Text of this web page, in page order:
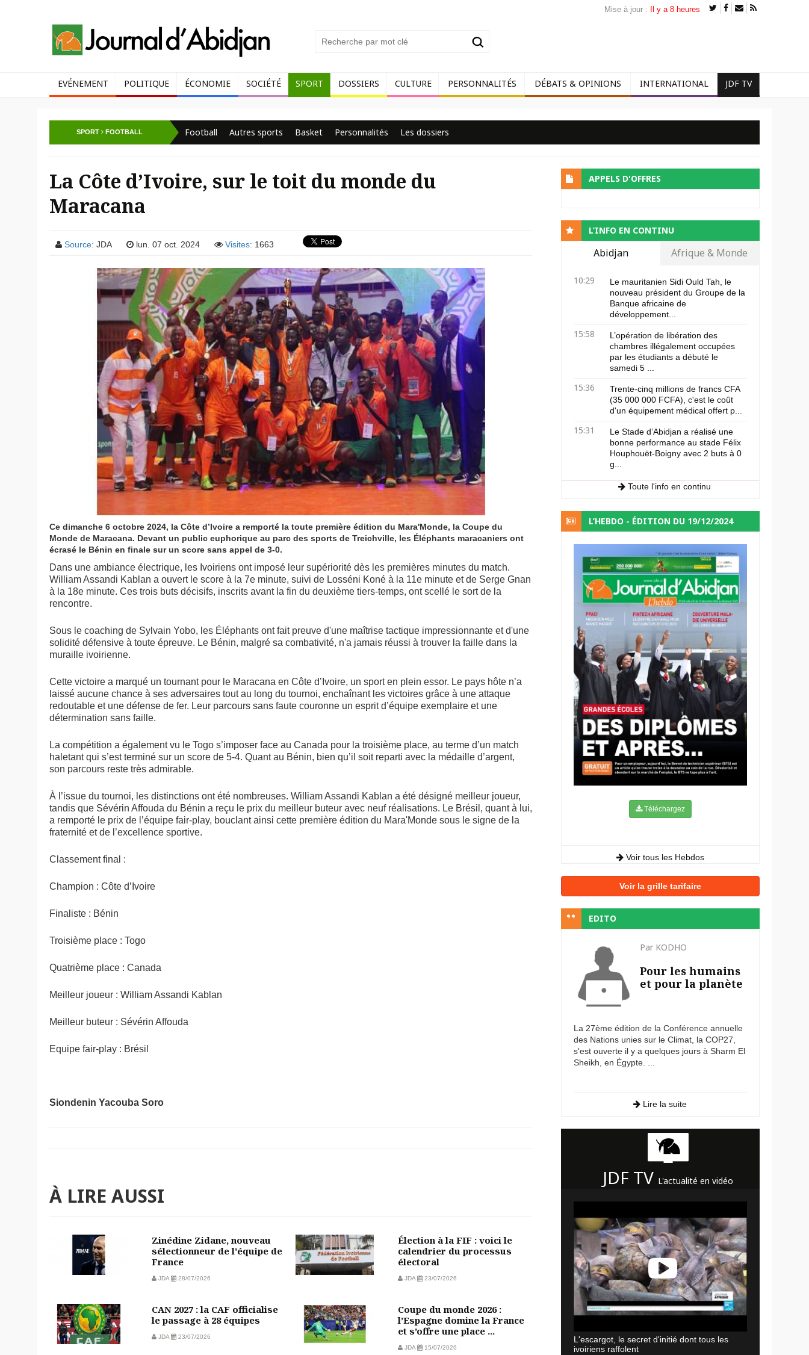
Mise à jour : Il y a 8 heures
EVÉNEMENT POLITIQUE ÉCONOMIE SOCIÉTÉ SPORT DOSSIERS CULTURE PERSONNALITÉS DÉBATS & OPINIONS INTERNATIONAL JDF TV
SPORT FOOTBALL Football Autres sports Basket Personnalités Les dossiers
La Côte d’Ivoire, sur le toit du monde du
Maracana
Source: JDA lun. 07 oct. 2024 Visites: 1663
Ce dimanche 6 octobre 2024, la Côte d’Ivoire a remporté la toute première édition du Mara'Monde, la Coupe du
Monde de Maracana. Devant un public euphorique au parc des sports de Treichville, les Éléphants maracaniers ont
écrasé le Bénin en finale sur un score sans appel de 3-0.
Dans une ambiance électrique, les Ivoiriens ont imposé leur supériorité dès les premières minutes du match.
William Assandi Kablan a ouvert le score à la 7e minute, suivi de Losséni Koné à la 11e minute et de Serge Gnan
à la 18e minute. Ces trois buts décisifs, inscrits avant la fin du deuxième tiers-temps, ont scellé le sort de la
rencontre.
Sous le coaching de Sylvain Yobo, les Éléphants ont fait preuve d'une maîtrise tactique impressionnante et d'une
solidité défensive à toute épreuve. Le Bénin, malgré sa combativité, n'a jamais réussi à trouver la faille dans la
muraille ivoirienne.
Cette victoire a marqué un tournant pour le Maracana en Côte d’Ivoire, un sport en plein essor. Le pays hôte n’a
laissé aucune chance à ses adversaires tout au long du tournoi, enchaînant les victoires grâce à une attaque
redoutable et une défense de fer. Leur parcours sans faute couronne un esprit d’équipe exemplaire et une
détermination sans faille.
La compétition a également vu le Togo s’imposer face au Canada pour la troisième place, au terme d’un match
haletant qui s’est terminé sur un score de 5-4. Quant au Bénin, bien qu’il soit reparti avec la médaille d’argent,
son parcours reste très admirable.
À l’issue du tournoi, les distinctions ont été nombreuses. William Assandi Kablan a été désigné meilleur joueur,
tandis que Sévérin Affouda du Bénin a reçu le prix du meilleur buteur avec neuf réalisations. Le Brésil, quant à lui,
a remporté le prix de l’équipe fair-play, bouclant ainsi cette première édition du Mara'Monde sous le signe de la
fraternité et de l’excellence sportive.
Classement final :
Champion : Côte d’Ivoire
Finaliste : Bénin
Troisième place : Togo
Quatrième place : Canada
Meilleur joueur : William Assandi Kablan
Meilleur buteur : Sévérin Affouda
Equipe fair-play : Brésil
Siondenin Yacouba Soro
À LIRE AUSSI
Zinédine Zidane, nouveau
sélectionneur de l'équipe de
France
JDA 28/07/2026
Élection à la FIF : voici le
calendrier du processus
électoral
JDA 23/07/2026
CAN 2027 : la CAF officialise
le passage à 28 équipes
JDA 23/07/2026
Coupe du monde 2026 :
l’Espagne domine la France
et s’offre une place ...
JDA 15/07/2026
APPELS D'OFFRES
L’INFO EN CONTINU
Abidjan Afrique & Monde
10:29
Le mauritanien Sidi Ould Tah, le
nouveau président du Groupe de la
Banque africaine de
développement...
15:58
L’opération de libération des
chambres illégalement occupées
par les étudiants a débuté le
samedi 5 ...
15:36
Trente-cinq millions de francs CFA
(35 000 000 FCFA), c'est le coût
d'un équipement médical offert p...
15:31
Le Stade d’Abidjan a réalisé une
bonne performance au stade Félix
Houphouët-Boigny avec 2 buts à 0
g...
Toute l'info en continu
L’HEBDO - ÉDITION DU 19/12/2024
Téléchargez
Voir tous les Hebdos
Voir la grille tarifaire
EDITO
Par KODHO
Pour les humains
et pour la planète
La 27ème édition de la Conférence annuelle
des Nations unies sur le Climat, la COP27,
s'est ouverte il y a quelques jours à Sharm El
Sheikh, en Égypte. ...
Lire la suite
JDF TV L'actualité en vidéo
L'escargot, le secret d'initié dont tous les
ivoiriens raffolent